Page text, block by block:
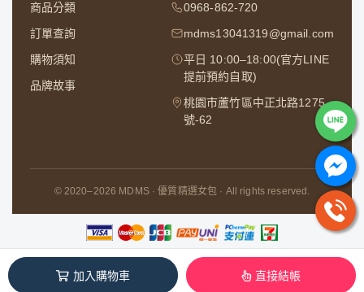
加入購物車 直接結帳
商品分類
訂單查詢
購物須知
品牌故事
0968-862-720
mdms13041319@gmail.com
平日 10:00–18:00(官方LINE
提前預約自取)
桃園市蘆竹區中正北路1275
號-62
© 2020–2026 MDMS · 優質精選女包 · All rights reserved.
五定企業社 / 91822482
本系統由 1shop一頁購物 維護